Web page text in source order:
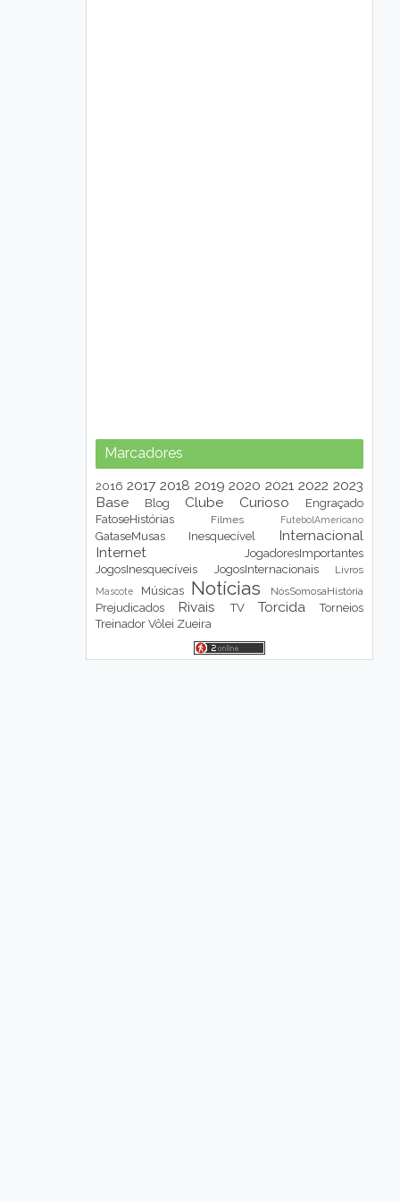
Marcadores
2016 2017 2018 2019 2020 2021 2022 2023
Base
Blog Clube Curioso
Engraçado
FatoseHistórias
Filmes FutebolAmericano
GataseMusas Inesquecível
Internacional
Internet
JogadoresImportantes
JogosInesquecíveis
JogosInternacionais Livros
Mascote Músicas Notícias NósSomosaHistória
Prejudicados Rivais TV Torcida
Torneios
Treinador Vôlei Zueira